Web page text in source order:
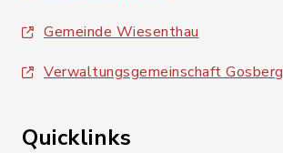
Gemeinde Wiesenthau
Verwaltungsgemeinschaft Gosberg
Quicklinks